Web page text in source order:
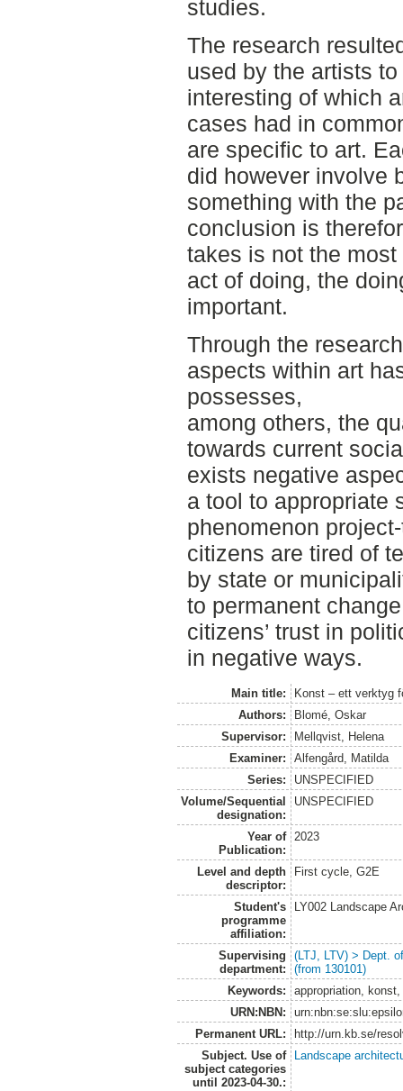
studies.
The research
used by the artists
interesting of which
cases had in
are specific to art.
did however involve
something with the
conclusion is
takes is not the
act of doing, the
important.
Through the
aspects within art
possesses,
among others, the
towards current
exists negative
a tool to appropriate
phenomenon
citizens are tired of
by state or
to permanent
citizens’ trust in
in negative ways.
Main title:
Konst – ett verktyg
Authors:
Blomé, Oskar
Supervisor:
Mellqvist, Helena
Examiner:
Alfengård, Matilda
Series:
UNSPECIFIED
Volume/Sequential
designation:
UNSPECIFIED
Year of
Publication:
2023
Level and depth
descriptor:
First cycle, G2E
Student's
programme
affiliation:
LY002 Landscape
Supervising
department:
(LTJ, LTV) > Dept.
(from 130101)
Keywords:
appropriation,
URN:NBN:
Permanent URL:
http://urn.kb.se/
Subject. Use of
subject categories
until 2023-04-30.:
Landscape